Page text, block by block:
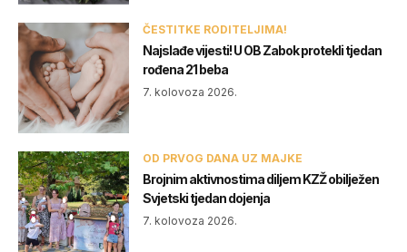
ČESTITKE RODITELJIMA!
Najslađe vijesti! U OB Zabok protekli tjedan
rođena 21 beba
7. kolovoza 2026.
OD PRVOG DANA UZ MAJKE
Brojnim aktivnostima diljem KZŽ obilježen
Svjetski tjedan dojenja
7. kolovoza 2026.